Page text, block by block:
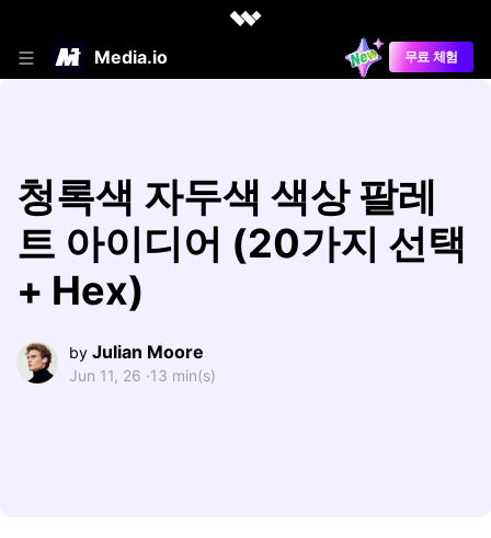
Media.io 무료 체험
청록색 자두색 색상 팔레
트 아이디어 (20가지 선택
+ Hex)
by Julian Moore
Jun 11, 26 ·13 min(s)